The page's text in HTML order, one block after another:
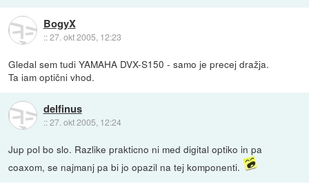
BogyX
::27. okt 2005, 12:23
Gledal sem tudi YAMAHA DVX-S150 - samo je precej dražja.
Ta iam optični vhod.
delfinus
::27. okt 2005, 12:24
Jup pol bo slo. Razlike prakticno ni med digital optiko in pa
coaxom, se najmanj pa bi jo opazil na tej komponenti.